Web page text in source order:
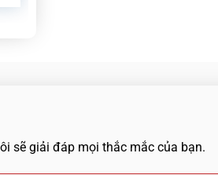
sẽ giải đáp mọi thắc mắc của bạn.